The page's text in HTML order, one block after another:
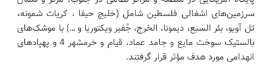
سرزمین‌های اشغالی فلسطین شامل (خلیج حیفا ، کریات شمونه،
تل آویو، بئر السبع، دیمونا، الخرج، جُفیر ویکتوریا و …) با موشک‌های
بالستیک سوخت مایع و جامد عماد، قیام و خرمشهر 4 و پهپادهای
انهدامی مورد هدف مؤثر قرار گرفتند.